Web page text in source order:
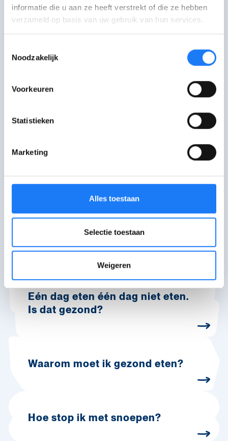
informatie die u aan ze heeft verstrekt of die ze hebben
verzameld op basis van uw gebruik van hun services.
Noodzakelijk
Voorkeuren
Statistieken
Marketing
Alles toestaan
Selectie toestaan
Weigeren
Je feedback helpt ons om betere
Ik heb nog vragen Niet wat ik zocht
Meer info en verhalen
Eén dag eten één dag niet eten.
Is dat gezond?
Waarom moet ik gezond eten?
Hoe stop ik met snoepen?